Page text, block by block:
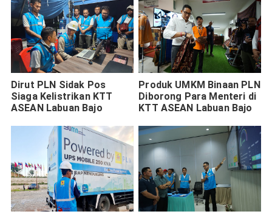
Dirut PLN Sidak Pos
Siaga Kelistrikan KTT
ASEAN Labuan Bajo
Produk UMKM Binaan PLN
Diborong Para Menteri di
KTT ASEAN Labuan Bajo